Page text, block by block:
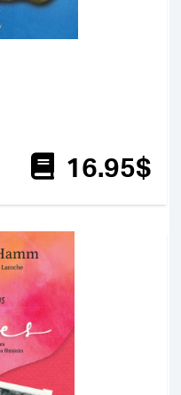
16.95$